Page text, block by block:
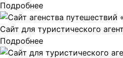
Подробнее
Сайт для туристического
Подробнее